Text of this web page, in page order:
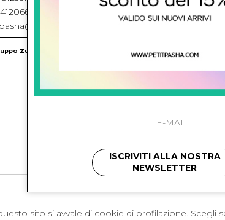
, 3397314295
Spedizione
Zucchetti
ISCRIVITI ALLA NOSTRA
NEWSLETTER
sito si avvale di cookie di profilazione.